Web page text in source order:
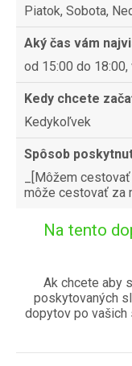
Piatok, Sobota,
Aký čas vám
od 15:00 do
Kedy chcete
Kedykoľvek
Spôsob
_[Môžem
môže cestovať za
Na tento
Ak chcete aby
poskytovaných
dopytov po vašich